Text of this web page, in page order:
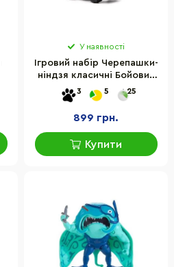
У наявності
Ігровий набір Черепашки-
ніндзя класичні Бойовий
сміттєвоз Funrise 71045 зі
світлом та звуком
3 5 25
899 грн.
Купити